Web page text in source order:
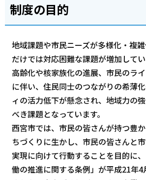
制度の目的
地域課題や市民ニーズが多様化・複
だけでは対応困難な課題が増加して
高齢化や核家族化の進展、市民のラ
に伴い、住民同士のつながりの希薄
ィの活力低下が懸念され、地域力の
べき課題となっています。
西宮市では、市民の皆さんが持つ豊
ちづくりに生かし、市民の皆さんと
実現に向けて行動することを目的に
働の推進に関する条例」が平成21年